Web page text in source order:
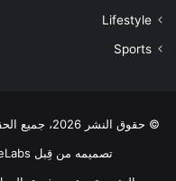
Lifestyle
Sports
© حقوق النشر 2026، جميع الحقوق محفوظة |
تصميمه من قِبل TieLabs